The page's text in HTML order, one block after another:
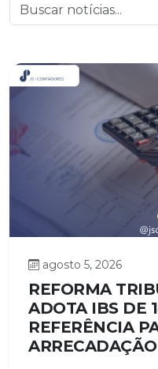
agosto 5, 2026
REFORMA
ADOTA IBS DE
REFERÊNCIA
ARRECADAÇÃO